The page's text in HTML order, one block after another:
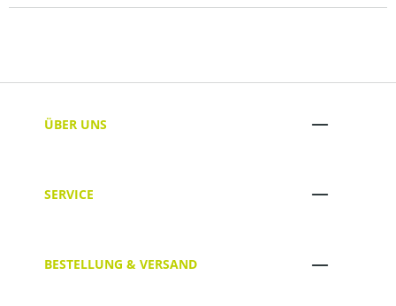
ÜBER UNS
SERVICE
BESTELLUNG & VERSAND